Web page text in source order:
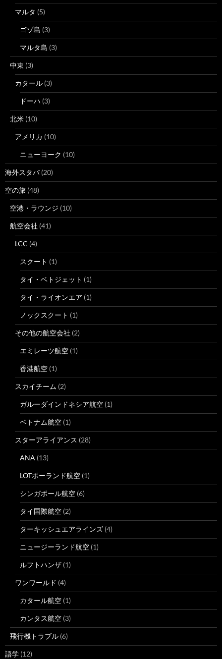
マルタ (5)
ゴゾ島 (3)
マルタ島 (3)
中東 (3)
カタール (3)
ドーハ (3)
北米 (10)
アメリカ (10)
ニューヨーク (10)
海外スタバ(20)
空の旅 (48)
空港・ラウンジ (10)
航空会社 (41)
LCC (4)
スクート (1)
タイ・ベトジェット (1)
タイ・ライオンエア (1)
ノックスクート (1)
その他の航空会社 (2)
エミレーツ航空 (1)
香港航空 (1)
スカイチーム (2)
ガルーダインドネシア航空 (1)
ベトナム航空 (1)
スターアライアンス (28)
ANA (13)
LOTポーランド航空 (1)
シンガポール航空 (6)
タイ国際航空 (2)
ターキッシュエアラインズ (4)
ニュージーランド航空 (1)
ルフトハンザ (1)
ワンワールド (4)
カタール航空 (1)
カンタス航空 (3)
飛行機トラブル (6)
語学 (12)